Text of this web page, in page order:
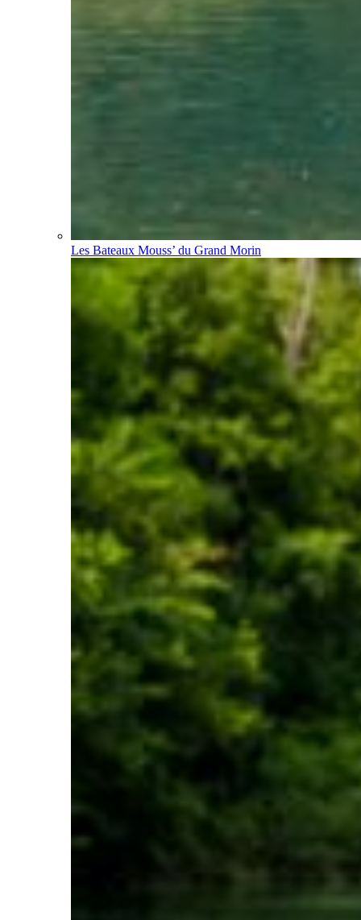
Les Bateaux Mouss’ du Grand Morin